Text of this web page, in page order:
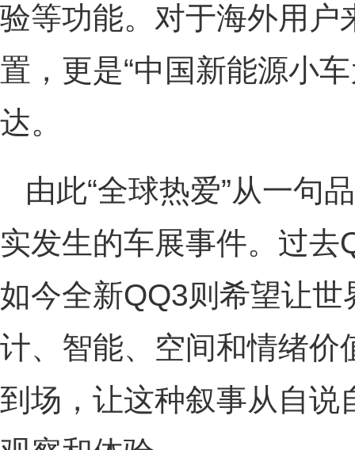
验等功能。对于海外用户
置，更是“中国新能源小
达。
由此“全球热爱”从一句
实发生的车展事件。过去
如今全新QQ3则希望让
计、智能、空间和情绪价
到场，让这种叙事从自说